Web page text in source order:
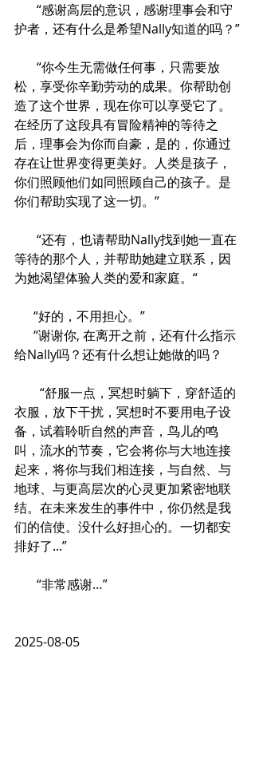
“感谢高层的意识，感谢理事会和守
护者，还有什么是希望Nally知道的吗？”
“你今生无需做任何事，只需要放
松，享受你辛勤劳动的成果。你帮助创
造了这个世界，现在你可以享受它了。
在经历了这段具有冒险精神的等待之
后，理事会为你而自豪，是的，你通过
存在让世界变得更美好。人类是孩子，
你们照顾他们如同照顾自己的孩子。是
你们帮助实现了这一切。”
“还有，也请帮助Nally找到她一直在
等待的那个人，并帮助她建立联系，因
为她渴望体验人类的爱和家庭。“
“好的，不用担心。”
“谢谢你, 在离开之前，还有什么指示
给Nally吗？还有什么想让她做的吗？
“舒服一点，冥想时躺下，穿舒适的
衣服，放下干扰，冥想时不要用电子设
备，试着聆听自然的声音，鸟儿的鸣
叫，流水的节奏，它会将你与大地连接
起来，将你与我们相连接，与自然、与
地球、与更高层次的心灵更加紧密地联
结。在未来发生的事件中，你仍然是我
们的信使。没什么好担心的。一切都安
排好了...”
“非常感谢…”
2025-08-05